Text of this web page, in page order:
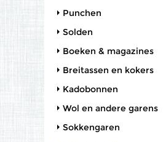
Punchen
Solden
Boeken & magazines
Breitassen en kokers
Kadobonnen
Wol en andere garens
Sokkengaren